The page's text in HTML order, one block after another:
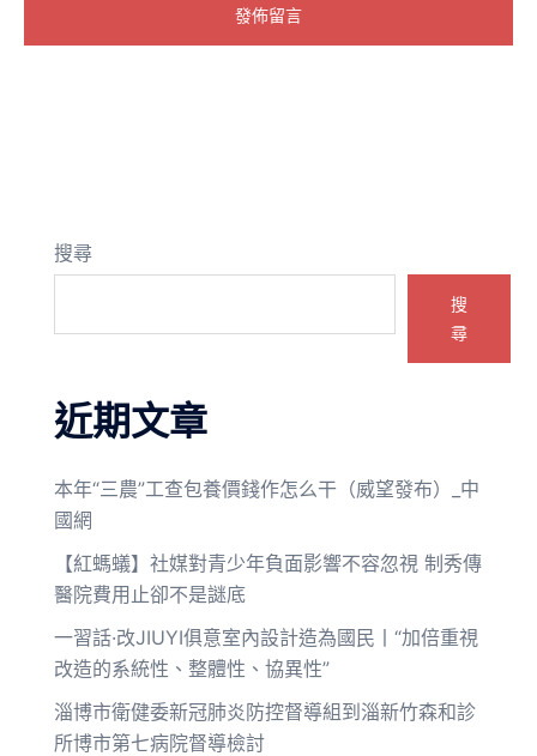
搜尋
搜
尋
近期文章
本年“三農”工查包養價錢作怎么干（威望發布）_中
國網
【紅螞蟻】社媒對青少年負面影響不容忽視 制秀傳
醫院費用止卻不是謎底
一習話·改JIUYI俱意室內設計造為國民丨“加倍重視
改造的系統性、整體性、協異性”
淄博市衛健委新冠肺炎防控督導組到淄新竹森和診
所博市第七病院督導檢討